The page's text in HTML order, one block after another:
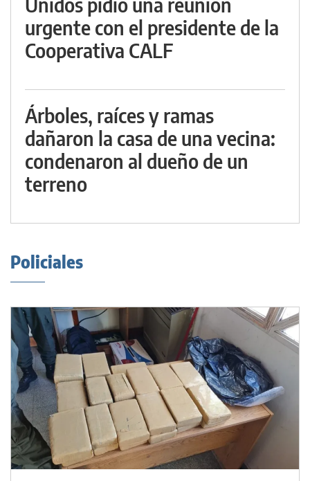
urgente con el presidente de la
Cooperativa CALF
Árboles, raíces y ramas
dañaron la casa de una vecina:
condenaron al dueño de un
terreno
Policiales